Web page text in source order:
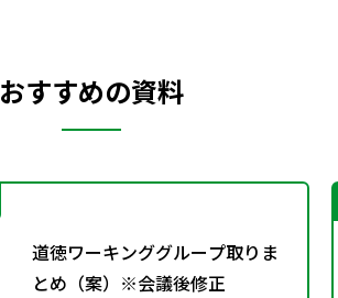
おすすめの資料
道徳ワーキンググループ取りま
とめ（案）※会議後修正